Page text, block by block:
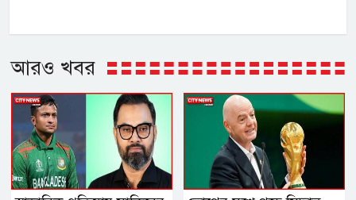
আরও খবর